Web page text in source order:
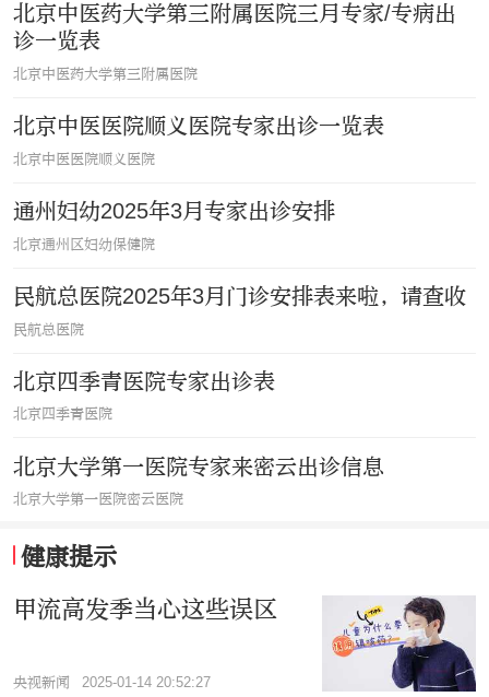
北京中医药大学第三附属医院三月专家/专病出
诊一览表
北京中医药大学第三附属医院
北京中医医院顺义医院专家出诊一览表
北京中医医院顺义医院
通州妇幼2025年3月专家出诊安排
北京通州区妇幼保健院
民航总医院2025年3月门诊安排表来啦，请查收
民航总医院
北京四季青医院专家出诊表
北京四季青医院
北京大学第一医院专家来密云出诊信息
北京大学第一医院密云医院
健康提示
甲流高发季当心这些误区
央视新闻 2025-01-14 20:52:27